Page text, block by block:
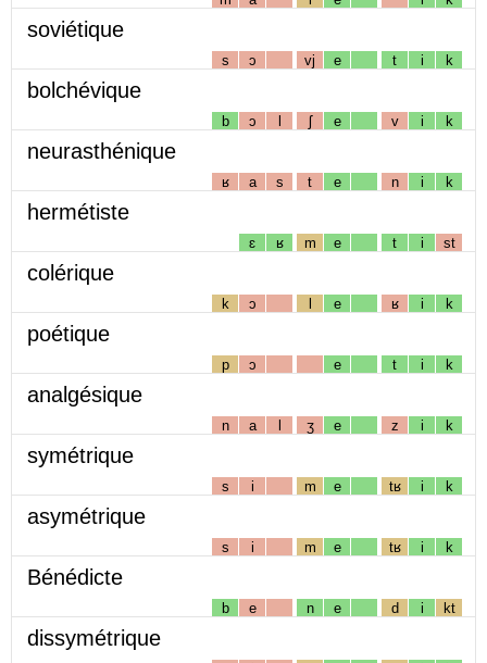
soviétique
s ɔ vj e t i k
bolchévique
b ɔ l ʃ e v i k
neurasthénique
ʁ a s t e n i k
hermétiste
ɛ ʁ m e t i st
colérique
k ɔ l e ʁ i k
poétique
p ɔ e t i k
analgésique
n a l ʒ e z i k
symétrique
s i m e tʁ i k
asymétrique
s i m e tʁ i k
Bénédicte
b e n e d i kt
dissymétrique